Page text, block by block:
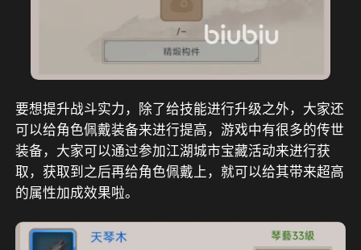
要想提升战斗实力，除了给技能进行升级之外，大家还
可以给角色佩戴装备来进行提高，游戏中有很多的传世
装备，大家可以通过参加江湖城市宝藏活动来进行获
取，获取到之后再给角色佩戴上，就可以给其带来超高
的属性加成效果啦。